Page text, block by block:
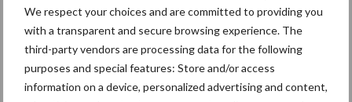
We respect your choices and are committed to providing you
with a transparent and secure browsing experience. The
third-party vendors are processing data for the following
purposes and special features: Store and/or access
information on a device, personalized advertising and content,